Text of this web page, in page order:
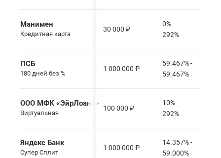
Манимен
Кредитная карта
30 000 ₽
0% -
292%
ПСБ
180 дней без %
1 000 000 ₽
59.467% -
59.467%
ООО МФК «ЭйрЛоанс»
Виртуальная
100 000 ₽
10% -
292%
Яндекс Банк
Cупер Сплит
1 000 000 ₽
14.357% -
59.000%